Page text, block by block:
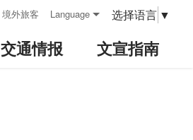
境外旅客 Language 选择语言 ▼
交通情报 文宣指南